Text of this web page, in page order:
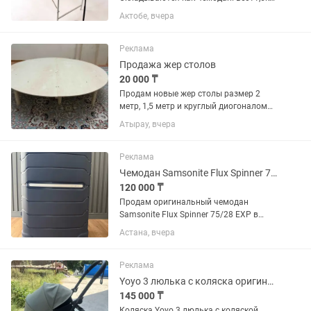
Массажные с вырезом для лица и без
выреза. Ширина 60см, Длина180см.
Актобе, вчера
Реклама
Продажа жер столов
20 000 ₸
Продам новые жер столы размер 2
метр, 1,5 метр и круглый диогоналом
1,3 метр. Складывается как чемодан.
Атырау, вчера
Реклама
Чемодан Samsonite Flux Spinner 75 см (L), Navy Blue новый
120 000 ₸
Продам оригинальный чемодан
Samsonite Flux Spinner 75/28 EXP в
цвете Navy Blue (темно-синий). ✅
Абсолютно новый, не использовался.
Есть функция увеличения объема...
Астана, вчера
Реклама
Yoyo 3 люлька с коляска оригинал
145 000 ₸